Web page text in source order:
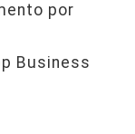
por
Business